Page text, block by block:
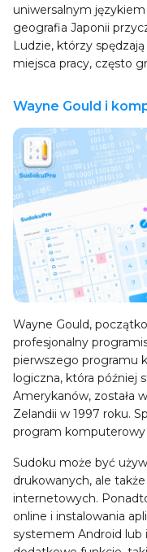
uniwersalnym
geografia Japonii
Ludzie, którzy
miejsca pracy, często
Wayne Gould i
Wayne Gould,
profesjonalny
pierwszego programu
logiczna, która później
Amerykanów, została
Zelandii w 1997 roku.
program komputerowy
Sudoku może być
drukowanych, ale
internetowych.
online i instalowania
systemem Android lub